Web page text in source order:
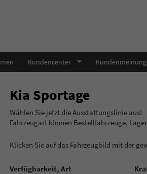
Kundencenter
Kia Sportage
Wählen Sie jetzt
Fahrzeugart können Bestellfahrzeuge,
Klicken Sie auf das Fahrzeugbild mit der
Verfügbarkeit, Art